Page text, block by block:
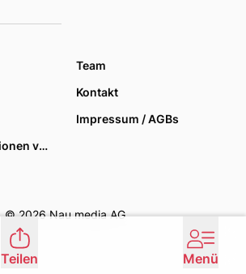
Team
Kontakt
Impressum / AGBs
Datenschutzoptionen verwalten
© 2026 Nau media AG
Teilen Menü